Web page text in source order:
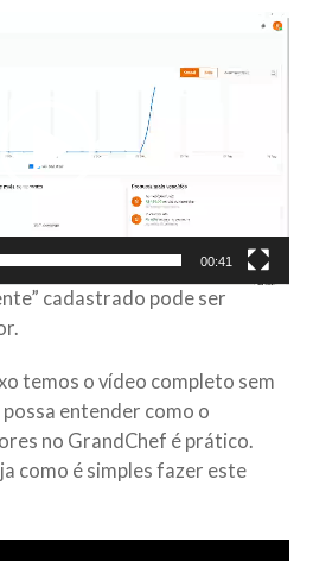
00:41
cadastrado pode ser
temos o vídeo completo sem
entender como o
no GrandChef é prático.
como é simples fazer este